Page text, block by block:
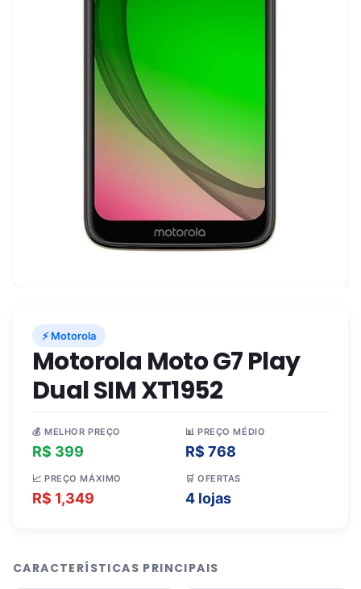
⚡ Motorola
Motorola Moto G7 Play
Dual SIM XT1952
💰 MELHOR PREÇO
R$ 399
📊 PREÇO MÉDIO
R$ 768
📈 PREÇO MÁXIMO
R$ 1,349
🛒 OFERTAS
4 lojas
CARACTERÍSTICAS PRINCIPAIS